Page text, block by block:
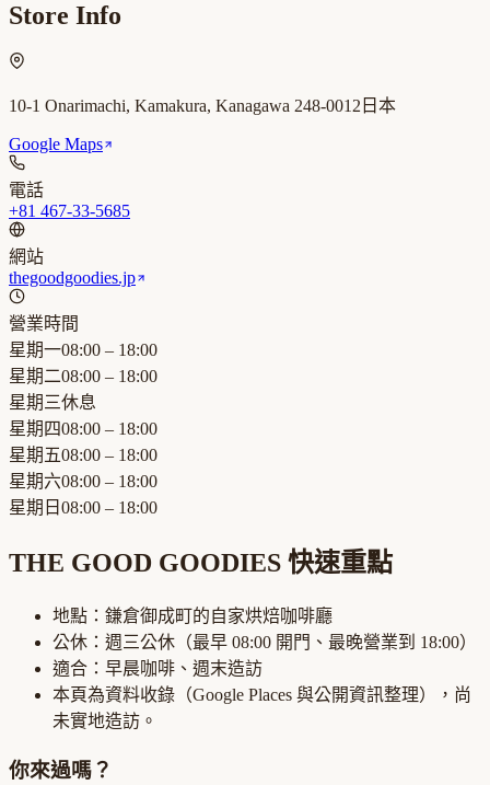
Store Info
10-1 Onarimachi, Kamakura, Kanagawa 248-0012日本
Google Maps
電話
+81 467-33-5685
網站
thegoodgoodies.jp
營業時間
星期一08:00 – 18:00
星期二08:00 – 18:00
星期三休息
星期四08:00 – 18:00
星期五08:00 – 18:00
星期六08:00 – 18:00
星期日 08:00 – 18:00
THE GOOD GOODIES 快速重點
地點： 鎌倉御成町的自家烘焙咖啡廳
公休： 週三公休 （最早 08:00 開門、最晚營業到 18:00）
適合： 早晨咖啡、週末造訪
本頁為資料收錄（Google Places 與公開資訊整理），尚
未實地造訪。
你來過嗎？